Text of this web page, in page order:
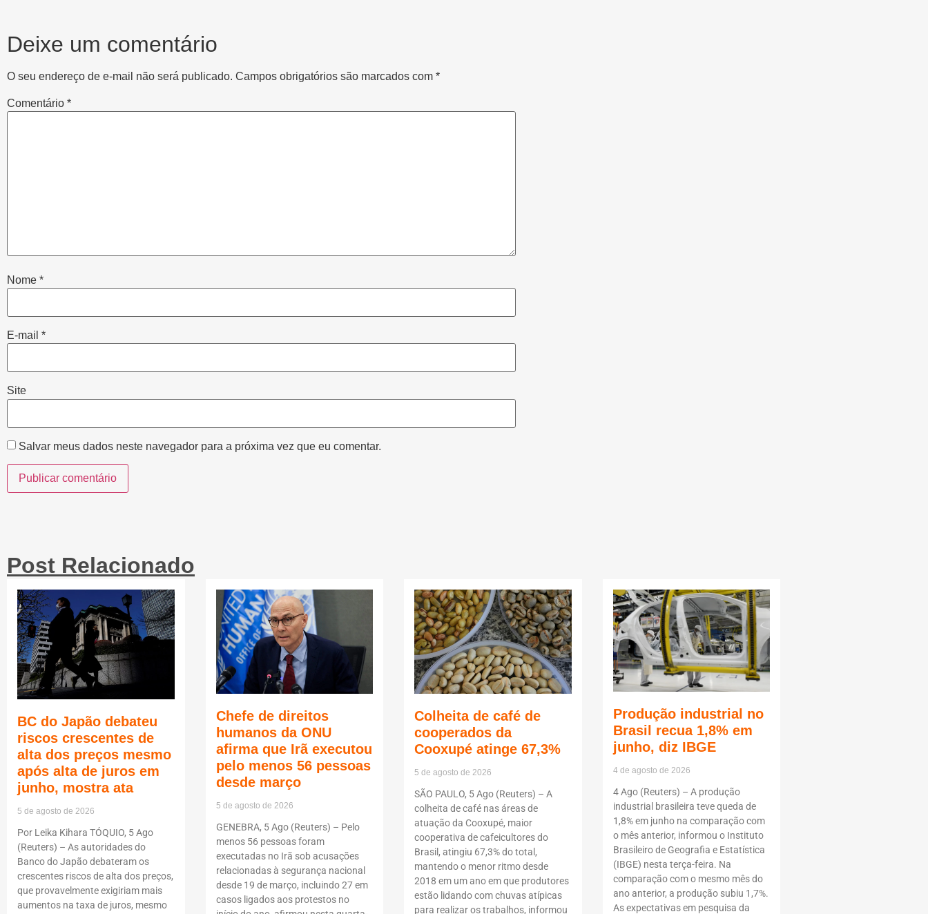
Deixe um comentário
O seu endereço de e-mail não será publicado. Campos obrigatórios são marcados com *
Comentário *
Nome *
E-mail *
Site
Salvar meus dados neste navegador para a próxima vez que eu comentar.
Post Relacionado
BC do Japão debateu
riscos crescentes de
alta dos preços mesmo
após alta de juros em
junho, mostra ata
5 de agosto de 2026
Por Leika Kihara TÓQUIO, 5 Ago
(Reuters) – As autoridades do
Banco do Japão debateram os
crescentes riscos de alta dos preços,
que provavelmente exigiriam mais
aumentos na taxa de juros, mesmo
Chefe de direitos
humanos da ONU
afirma que Irã executou
pelo menos 56 pessoas
desde março
5 de agosto de 2026
GENEBRA, 5 Ago (Reuters) – Pelo
menos 56 pessoas foram
executadas no Irã sob acusações
relacionadas à segurança nacional
desde 19 de março, incluindo 27 em
casos ligados aos protestos no
Colheita de café de
cooperados da
Cooxupé atinge 67,3%
5 de agosto de 2026
SÃO PAULO, 5 Ago (Reuters) – A
colheita de café nas áreas de
atuação da Cooxupé, maior
cooperativa de cafeicultores do
Brasil, atingiu 67,3% do total,
mantendo o menor ritmo desde
2018 em um ano em que produtores
estão lidando com chuvas atípicas
para realizar os trabalhos, informou
Produção industrial no
Brasil recua 1,8% em
junho, diz IBGE
4 de agosto de 2026
4 Ago (Reuters) – A produção
industrial brasileira teve queda de
1,8% em junho na comparação com
o mês anterior, informou o Instituto
Brasileiro de Geografia e Estatística
(IBGE) nesta terça-feira. Na
comparação com o mesmo mês do
ano anterior, a produção subiu 1,7%.
As expectativas em pesquisa da